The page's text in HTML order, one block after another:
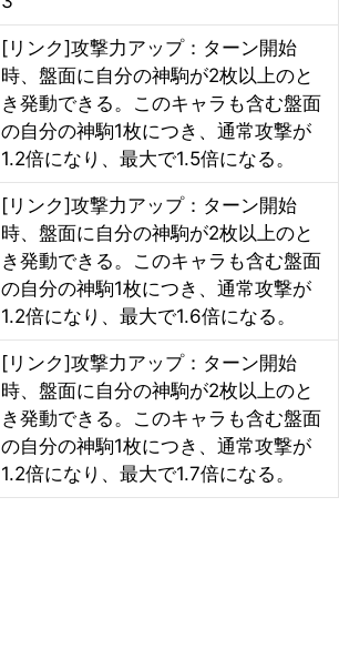
[リンク]攻撃力アップ：ターン開始
時、盤面に自分の神駒が2枚以上のと
き発動できる。このキャラも含む盤面
の自分の神駒1枚につき、通常攻撃が
1.2倍になり、最大で1.5倍になる。
[リンク]攻撃力アップ：ターン開始
時、盤面に自分の神駒が2枚以上のと
き発動できる。このキャラも含む盤面
の自分の神駒1枚につき、通常攻撃が
1.2倍になり、最大で1.6倍になる。
[リンク]攻撃力アップ：ターン開始
時、盤面に自分の神駒が2枚以上のと
き発動できる。このキャラも含む盤面
の自分の神駒1枚につき、通常攻撃が
1.2倍になり、最大で1.7倍になる。